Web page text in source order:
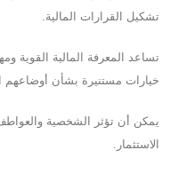
تشكيل القرارات المالية.
تساعد المعرفة المالية القوية
خيارات مستنيرة بشأن أوضاعهم
يمكن أن تؤثر الشخصية
الاستثمار.